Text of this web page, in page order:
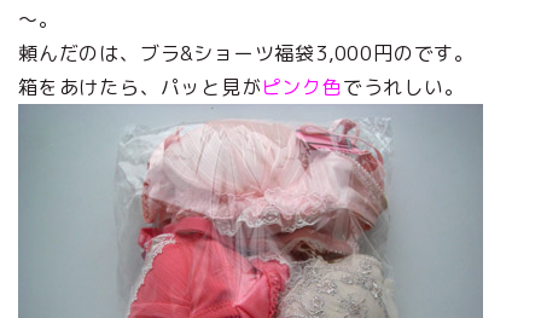
～。
頼んだのは、ブラ&ショーツ福袋3,000円のです。
箱をあけたら、パッと見がピンク色でうれしい。